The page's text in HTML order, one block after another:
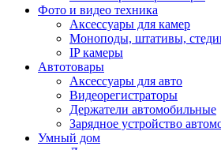
Фото и видео техника
Аксессуары для камер
Моноподы, штативы,
IP камеры
Автотовары
Аксессуары для авто
Видеорегистраторы
Держатели автомобильные
Зарядное устройство
Умный дом